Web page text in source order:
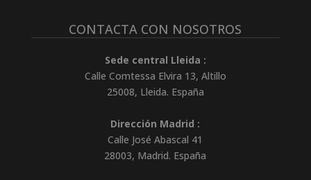
CONTACTA CON NOSOTROS
Sede central Lleida :
Calle Comtessa Elvira 13, Altillo
25008, Lleida. España
Dirección Madrid :
Calle José Abascal 41
28003, Madrid. España